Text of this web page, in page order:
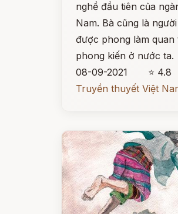
nghề đầu tiên của
Nam. Bà cũng là
được phong làm quan
phong kiến ở nước ta.
08-09-2021
⭐ 4.8
Truyền thuyết Việt